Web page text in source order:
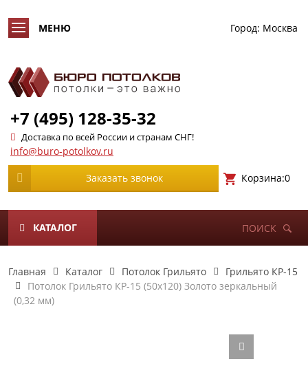
Город: Москва
+7 (495) 128-35-32
Доставка по всей России и странам СНГ!
info@buro-potolkov.ru
Заказать звонок Корзина:0
КАТАЛОГ ПОИСК
Главная Каталог Потолок Грильято
Грильято КР-15
Потолок Грильято КР-15 (50х120) Золото зеркальный
(0,32 мм)